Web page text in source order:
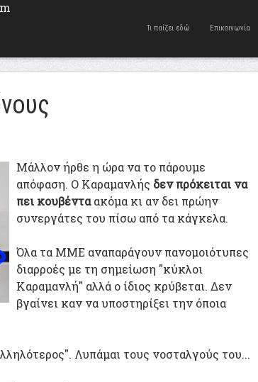
Τι παίζει εδώ Επικοινωνία
Μάλλον ήρθε η ώρα να το πάρουμε
απόφαση. Ο Καραμανλής δεν πρόκειται να
πει κουβένταακόμα κι αν δει πρώην
συνεργάτες του πίσω από τα κάγκελα.
Όλα τα ΜΜΕ αναπαράγουν πανομοιότυπες
διαρροές με τη σημείωση "κύκλοι
Καραμανλή" αλλά ο ίδιος κρύβεται. Δεν
βγαίνει καν να υποστηρίξει την όποια
Λυπάμαι τους νοσταλγούς του...